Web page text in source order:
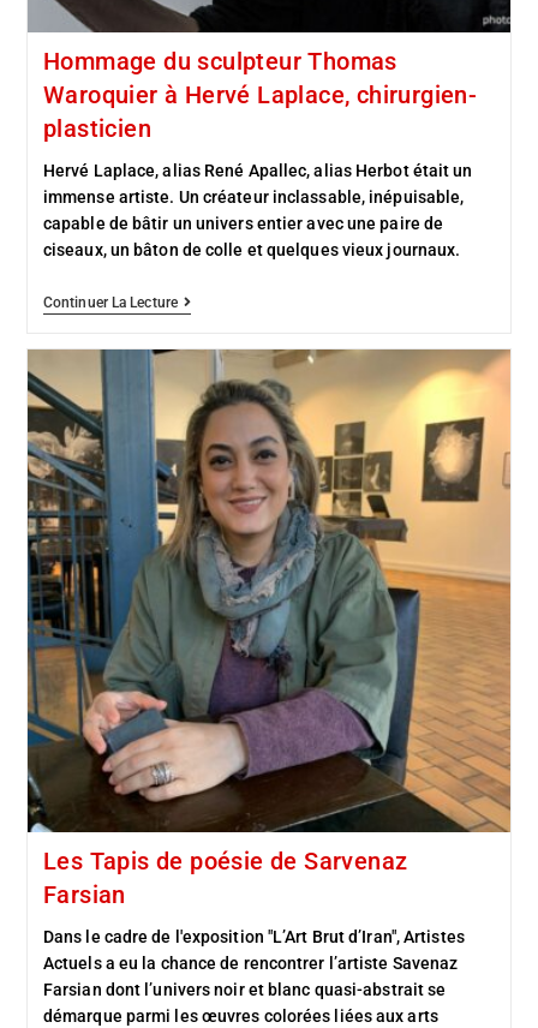
Hommage du sculpteur Thomas
Waroquier à Hervé Laplace, chirurgien-
plasticien
Hervé Laplace, alias René Apallec, alias Herbot était un
immense artiste. Un créateur inclassable, inépuisable,
capable de bâtir un univers entier avec une paire de
ciseaux, un bâton de colle et quelques vieux journaux.
Continuer La Lecture
Les Tapis de poésie de Sarvenaz
Farsian
Dans le cadre de l'exposition "L’Art Brut d’Iran", Artistes
Actuels a eu la chance de rencontrer l’artiste Savenaz
Farsian dont l’univers noir et blanc quasi-abstrait se
démarque parmi les œuvres colorées liées aux arts